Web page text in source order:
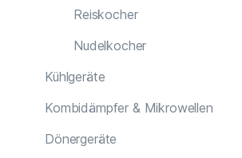
Reiskocher
Nudelkocher
Kühlgeräte
Kombidämpfer & Mikrowellen
Dönergeräte